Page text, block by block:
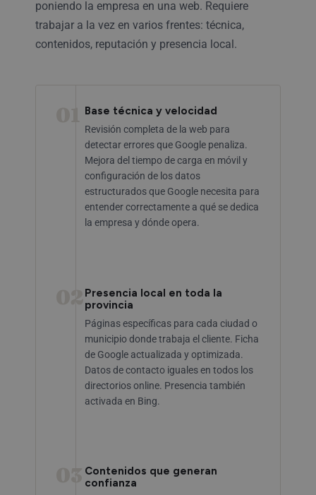
poniendo la empresa en una web. Requiere
trabajar a la vez en varios frentes: técnica,
contenidos, reputación y presencia local.
Base técnica y velocidad
Revisión completa de la web para
detectar errores que Google penaliza.
Mejora del tiempo de carga en móvil y
configuración de los datos
estructurados que Google necesita para
entender correctamente a qué se dedica
la empresa y dónde opera.
Presencia local en toda la
provincia
Páginas específicas para cada ciudad o
municipio donde trabaja el cliente. Ficha
de Google actualizada y optimizada.
Datos de contacto iguales en todos los
directorios online. Presencia también
activada en Bing.
Contenidos que generan
confianza